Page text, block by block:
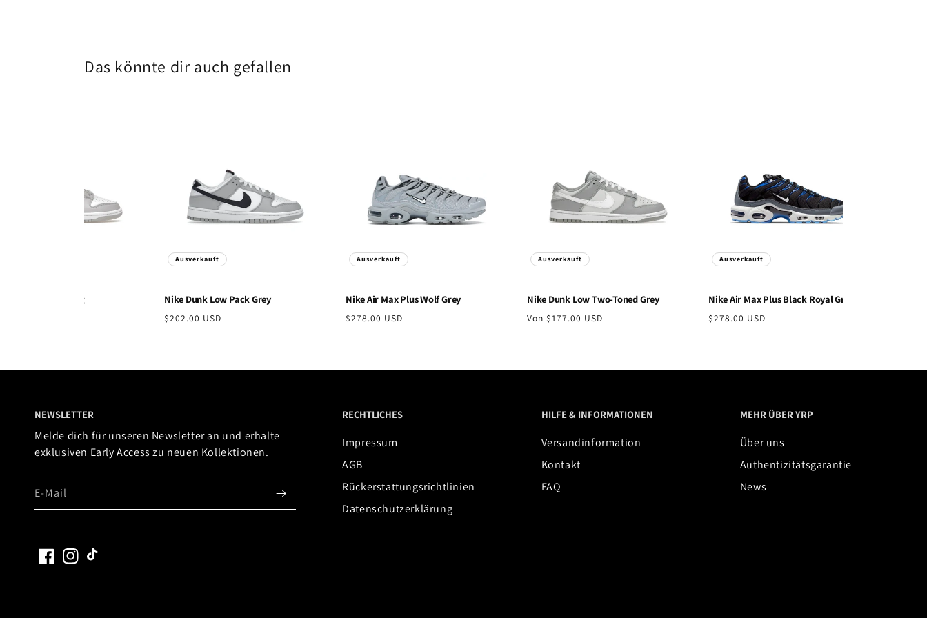
Das könnte dir auch gefallen
NikeDunk Low Pack Grey
Normaler
$202.00 USD
Ausverkauft
NikeAir Max Plus Wolf Grey
Normaler
$278.00 USD
Ausverkauft
NikeDunk Low Two-Toned Grey
Normaler
Von $177.00 USD
Ausverkauft
NikeAir Max Plus Black Royal Grey
Normaler
$278.00 USD
Ausverkauft
RECHTLICHES
Impressum
AGB
Rückerstattungsrichtlinien
Datenschutzerklärung
HILFE & INFORMATIONEN
Versandinformation
Kontakt
FAQ
MEHR ÜBER YRP
Über uns
Authentizitätsgarantie
News
NEWSLETTER
Melde dich für unseren Newsletter an und erhalte
exklusiven Early Access zu neuen Kollektionen.
E-Mail
FacebookInstagram
TikTok